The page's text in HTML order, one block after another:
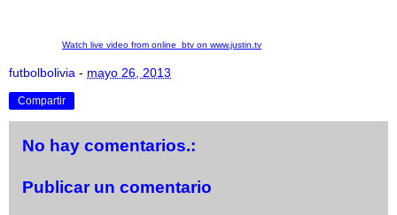
Watch live video from online_btv on www.justin.tv
futbolbolivia - mayo 26, 2013
Compartir
No hay comentarios.:
Publicar un comentario